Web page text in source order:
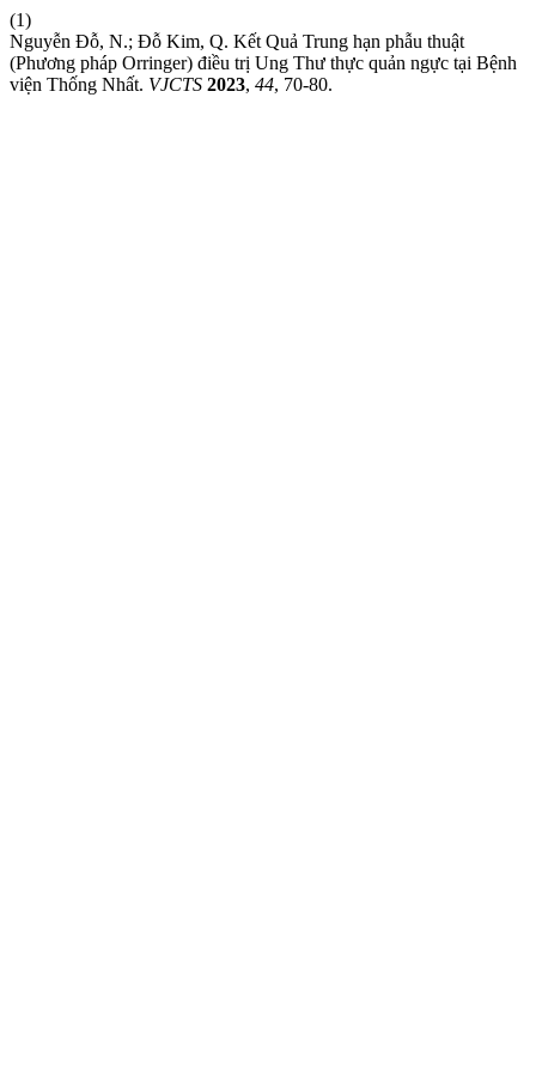
(1)
Nguyễn Đỗ, N.; Đỗ Kim, Q. Kết Quả Trung hạn phẫu thuật
(Phương pháp Orringer) điều trị Ung Thư thực quản ngực tại Bệnh
viện Thống Nhất. VJCTS 2023, 44, 70-80.